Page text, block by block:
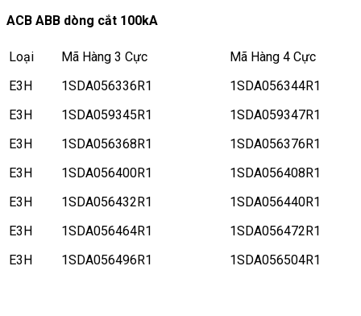
ACB ABB dòng cắt 100kA
Loại Mã Hàng 3 Cực
Mã Hàng 4 Cực
E3H
1SDA056336R1
1SDA056344R1
E3H
1SDA059345R1
1SDA059347R1
E3H
1SDA056368R1
1SDA056376R1
E3H
1SDA056400R1
1SDA056408R1
E3H
1SDA056432R1
1SDA056440R1
E3H
1SDA056464R1
1SDA056472R1
E3H
1SDA056496R1 1SDA056504R1